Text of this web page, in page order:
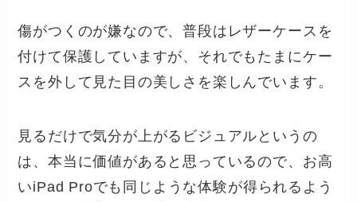
傷がつくのが嫌なので、普段はレザーケースを
付けて保護していますが、それでもたまにケー
スを外して見た目の美しさを楽しんでいます。
見るだけで気分が上がるビジュアルというの
は、本当に価値があると思っているので、お高
いiPad Proでも同じような体験が得られるよう